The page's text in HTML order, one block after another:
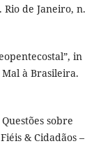
Rio de Janeiro, n.
in
Mal à Brasileira.
Questões sobre
& Cidadãos –